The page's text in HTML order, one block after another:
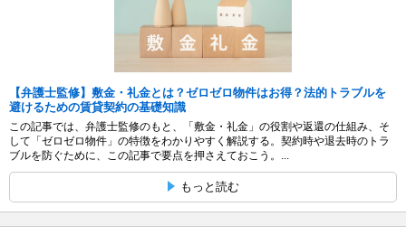
【弁護士監修】敷金・礼金とは？ゼロゼロ物件はお得？法的トラブルを
避けるための賃貸契約の基礎知識
この記事では、弁護士監修のもと、「敷金・礼金」の役割や返還の仕組み、そ
して「ゼロゼロ物件」の特徴をわかりやすく解説する。契約時や退去時のトラ
ブルを防ぐために、この記事で要点を押さえておこう。...
もっと読む